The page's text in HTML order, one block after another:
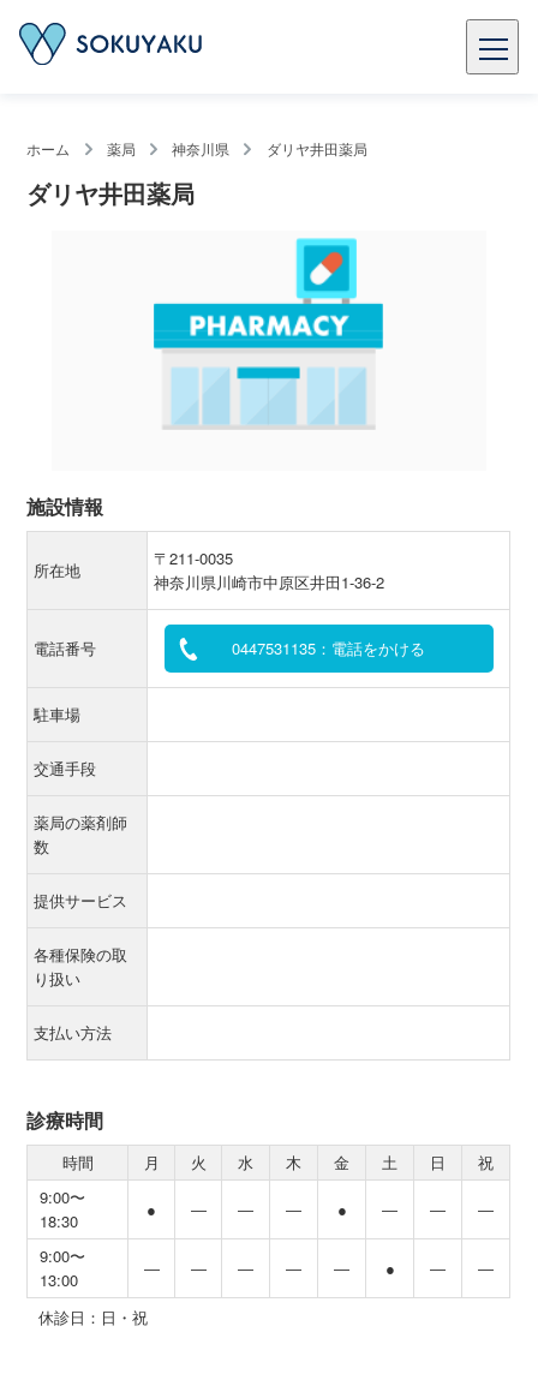
ホーム 薬局 神奈川県 ダリヤ井田薬局
ダリヤ井田薬局
施設情報
所在地
〒211-0035
神奈川県川崎市中原区井田1-36-2
電話番号 0447531135：電話をかける
駐車場
交通手段
薬局の薬剤師
数
提供サービス
各種保険の取
り扱い
支払い方法
診療時間
時間 月 火 水 木 金 土 日
祝
9:00〜
18:30
● ― ― ― ● ― ― ―
9:00〜
13:00
― ― ― ― ― ● ― ―
休診日：日・祝